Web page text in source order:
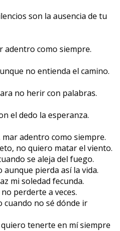
son la ausencia de tu
adentro como siempre.
no entienda el camino.
no herir con palabras.
el dedo la esperanza.
adentro como siempre.
no quiero matar el viento.
se aleja del fuego.
aunque pierda así la vida.
mi soledad fecunda.
perderte a veces.
cuando no sé dónde ir
tenerte en mí siempre